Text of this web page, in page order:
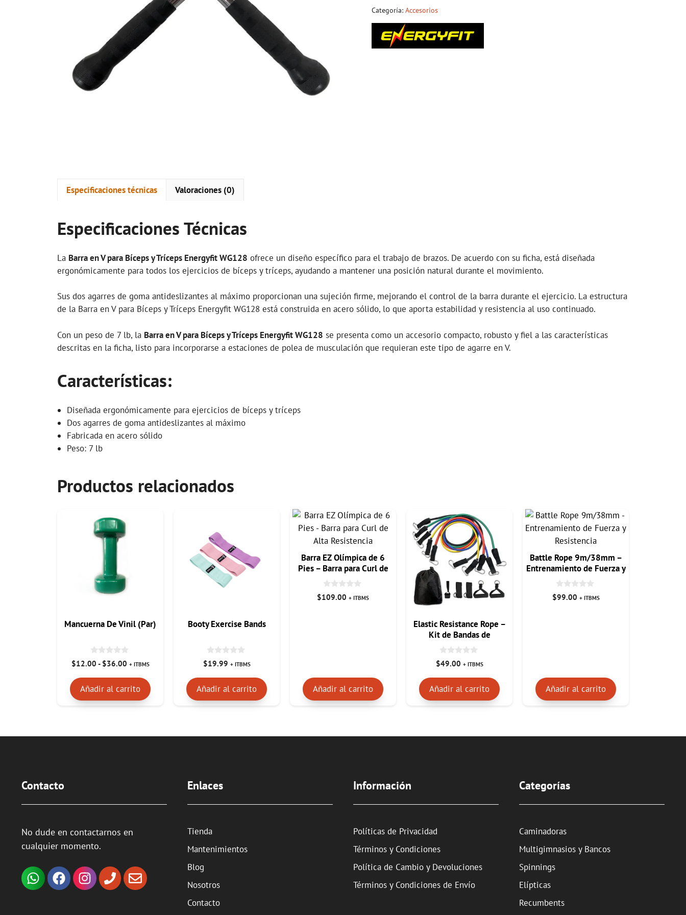
Categoría: Accesorios
Especificaciones técnicas Valoraciones (0)
Especificaciones Técnicas
La Barra en V para Bíceps y Tríceps Energyfit WG128 ofrece un diseño específico para el trabajo de brazos. De acuerdo con su ficha, está diseñada
ergonómicamente para todos los ejercicios de bíceps y tríceps, ayudando a mantener una posición natural durante el movimiento.
Sus dos agarres de goma antideslizantes al máximo proporcionan una sujeción firme, mejorando el control de la barra durante el ejercicio. La estructura
de la Barra en V para Bíceps y Tríceps Energyfit WG128 está construida en acero sólido, lo que aporta estabilidad y resistencia al uso continuado.
Con un peso de 7 lb, la Barra en V para Bíceps y Tríceps Energyfit WG128 se presenta como un accesorio compacto, robusto y fiel a las características
descritas en la ficha, listo para incorporarse a estaciones de polea de musculación que requieran este tipo de agarre en V.
Características:
Diseñada ergonómicamente para ejercicios de bíceps y tríceps
Dos agarres de goma antideslizantes al máximo
Fabricada en acero sólido
Peso: 7 lb
Productos relacionados
Mancuerna De Vinil (Par)
0
d
$12.00 - $36.00Rango
precios:
desde
$12.00
+ ITBMS
Añadir al carrito
elegir
página
producto
Booty Exercise Bands
0
d
$19.99 + ITBMS
Añadir al carrito
Barra EZ Olímpica de 6
Pies – Barra para Curl de
Alta Resistencia
0
d
$109.00 + ITBMS
Añadir al carrito
Elastic Resistance Rope –
Kit de Bandas de
Resistencia Completo
0
d
$49.00 + ITBMS
Añadir al carrito
Battle Rope 9m/38mm –
Entrenamiento de Fuerza y
Resistencia
0
d
$99.00 + ITBMS
Añadir al carrito
Contacto
No dude en contactarnos en
cualquier momento.
Enlaces
Tienda
Mantenimientos
Blog
Nosotros
Contacto
Información
Políticas de Privacidad
Términos y Condiciones
Política de Cambio y Devoluciones
Términos y Condiciones de Envío
Categorías
Caminadoras
Multigimnasios y Bancos
Spinnings
Elípticas
Recumbents